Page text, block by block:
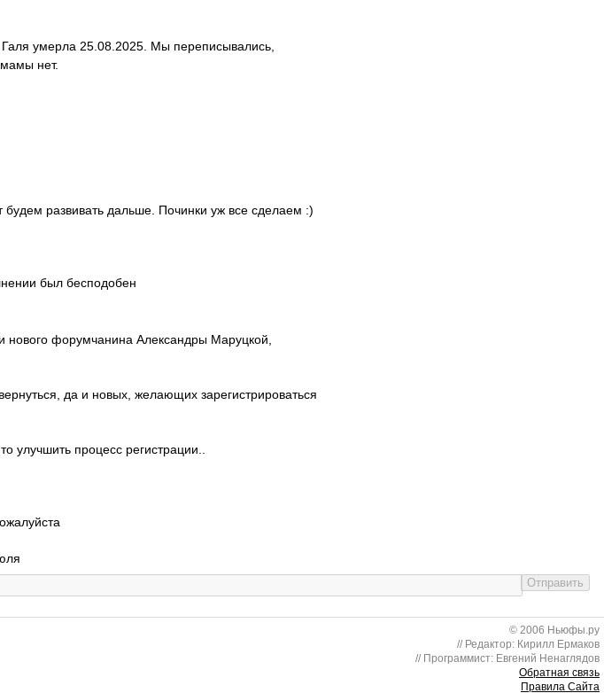
умерла 25.08.2025. Мы переписывались,
нет.
развивать дальше. Починки уж все сделаем :)
был бесподобен
нового форумчанина Александры Маруцкой,
да и новых, желающих зарегистрироваться
улучшить процесс регистрации..
© 2006 Ньюфы.ру
// Редактор: Кирилл Ермаков
// Программист: Евгений Ненаглядов
Обратная связь
Правила Сайта